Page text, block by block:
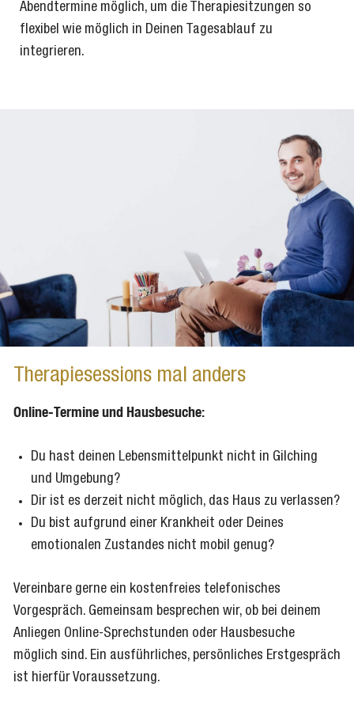
Abendtermine möglich, um die Therapiesitzungen so
flexibel wie möglich in Deinen Tagesablauf zu
integrieren.
Therapiesessions mal anders
Online-Termine und Hausbesuche:
Du hast deinen Lebensmittelpunkt nicht in Gilching
und Umgebung?
Dir ist es derzeit nicht möglich, das Haus zu verlassen?
Du bist aufgrund einer Krankheit oder Deines
emotionalen Zustandes nicht mobil genug?
Vereinbare gerne ein kostenfreies telefonisches
Vorgespräch. Gemeinsam besprechen wir, ob bei deinem
Anliegen Online-Sprechstunden oder Hausbesuche
möglich sind. Ein ausführliches, persönliches Erstgespräch
ist hierfür Voraussetzung.